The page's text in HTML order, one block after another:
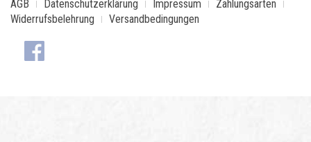
AGB
Datenschutzerklärung Impressum
Zahlungsarten
Widerrufsbelehrung
Versandbedingungen